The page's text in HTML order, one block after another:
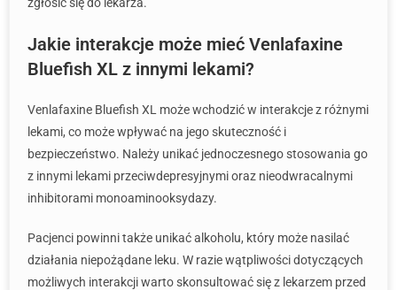
Jakie interakcje może mieć Venlafaxine
Bluefish XL z innymi lekami?
Venlafaxine Bluefish XL może wchodzić w interakcje z różnymi
lekami, co może wpływać na jego skuteczność i
bezpieczeństwo. Należy unikać jednoczesnego stosowania go
z innymi lekami przeciwdepresyjnymi oraz nieodwracalnymi
inhibitorami monoaminooksydazy.
Pacjenci powinni także unikać alkoholu, który może nasilać
działania niepożądane leku. W razie wątpliwości dotyczących
możliwych interakcji warto skonsultować się z lekarzem przed